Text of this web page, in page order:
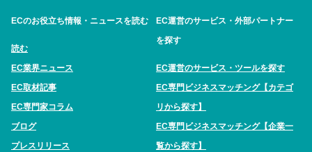
ECのお役立ち情報・ニュースを読む
読む
EC業界ニュース
EC取材記事
EC専門家コラム
ブログ
プレスリリース
EC運営のサービス・外部パートナー
を探す
EC運営のサービス・ツールを探す
EC専門ビジネスマッチング【カテゴ
リから探す】
EC専門ビジネスマッチング【企業一
覧から探す】